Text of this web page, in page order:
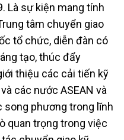
Là sự kiện mang tính
tâm chuyển giao
tổ chức, diễn đàn có
tạo, thúc đẩy
thiệu các cải tiến kỹ
các nước ASEAN và
song phương trong lĩnh
quan trọng trong việc